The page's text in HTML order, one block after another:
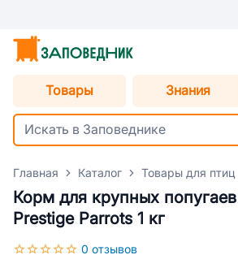
Товары Знания
Главная Каталог Товары для птиц
Корм для крупных
Prestige Parrots 1 кг
0 отзывов